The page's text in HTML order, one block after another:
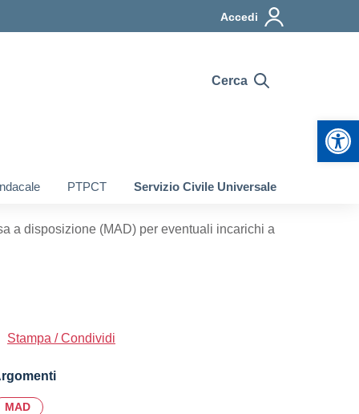
Accedi
Cerca
PTPCT Servizio Civile Universale
a disposizione (MAD) per eventuali incarichi a
Stampa / Condividi
MAD